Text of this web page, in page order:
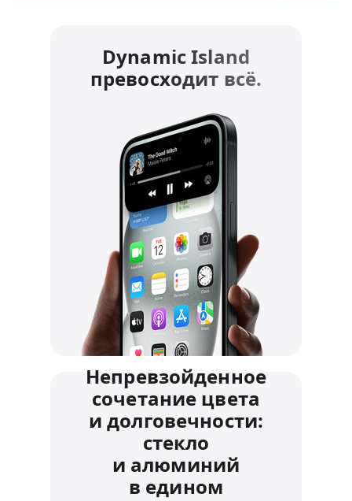
Dynamic Island
превосходит всё.
Непревзойденное
сочетание цвета
и долговечности:
стекло
и алюминий
в едином